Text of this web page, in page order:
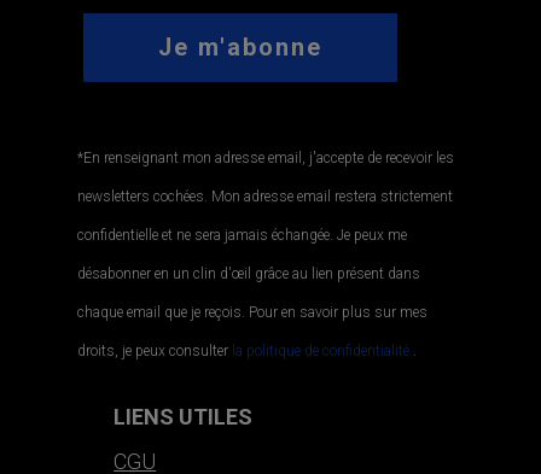
*En renseignant mon adresse email, j'accepte de recevoir les
newsletters cochées. Mon adresse email restera strictement
confidentielle et ne sera jamais échangée. Je peux me
désabonner en un clin d'œil grâce au lien présent dans
chaque email que je reçois. Pour en savoir plus sur mes
droits, je peux consulter la politique de confidentialité..
LIENS UTILES
CGU